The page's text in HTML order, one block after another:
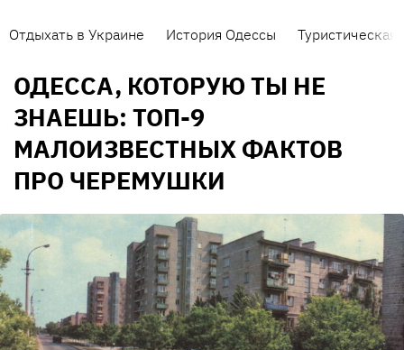
Отдыхать в Украине История Одессы Туристическая
ОДЕССА, КОТОРУЮ ТЫ НЕ
ЗНАЕШЬ: ТОП-9
МАЛОИЗВЕСТНЫХ ФАКТОВ
ПРО ЧЕРЕМУШКИ